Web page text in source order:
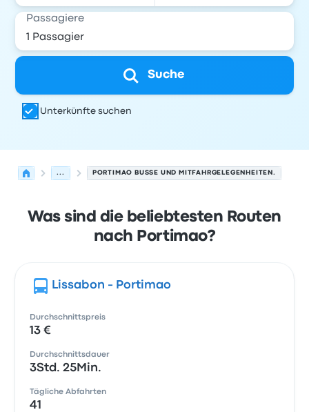
Passagiere
Suche
Unterkünfte suchen
... PORTIMAO BUSSE UND MITFAHRGELEGENHEITEN.
Was sind die beliebtesten Routen
nach Portimao?
Lissabon - Portimao
Durchschnittspreis
13 €
Durchschnittsdauer
3Std. 25Min.
Tägliche Abfahrten
41